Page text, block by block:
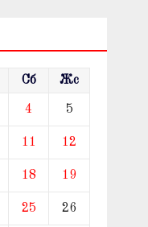
Сб Жс
4 5
11 12
18 19
25 26